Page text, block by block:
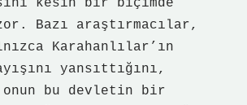
kesin bir biçimde
Bazı araştırmacılar,
Karahanlılar’ın
yansıttığını,
onun bu devletin bir